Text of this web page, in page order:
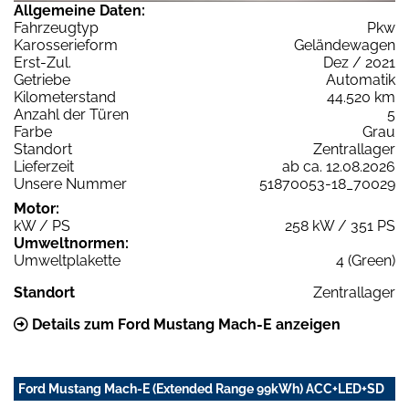
Allgemeine Daten:
Fahrzeugtyp
Pkw
Karosserieform
Geländewagen
Erst-Zul.
Dez / 2021
Getriebe
Automatik
Kilometerstand
44.520 km
Anzahl der Türen
5
Farbe
Grau
Standort
Zentrallager
Lieferzeit
ab ca. 12.08.2026
Unsere Nummer
51870053-18_70029
Motor:
kW / PS
258 kW / 351 PS
Umweltnormen:
Umweltplakette
4 (Green)
Standort
Zentrallager
Details zum Ford Mustang Mach-E anzeigen
Ford Mustang Mach-E (Extended Range 99kWh) ACC+LED+SD